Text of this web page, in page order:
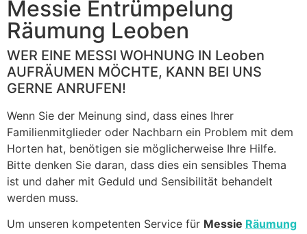
Messie Entrümpelung
Räumung Leoben
WER EINE MESSI WOHNUNG IN Leoben
AUFRÄUMEN MÖCHTE, KANN BEI UNS
GERNE ANRUFEN!
Wenn Sie der Meinung sind, dass eines Ihrer
Familienmitglieder oder Nachbarn ein Problem mit dem
Horten hat, benötigen sie möglicherweise Ihre Hilfe.
Bitte denken Sie daran, dass dies ein sensibles Thema
ist und daher mit Geduld und Sensibilität behandelt
werden muss.
Um unseren kompetenten Service für Messie Räumung